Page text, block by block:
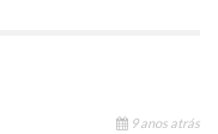
9 anos atrás